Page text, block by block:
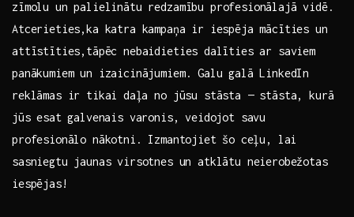
zīmolu un palielinātu redzamību profesionālajā vidē.⁣
Atcerieties,ka ​katra kampaņa⁤ ir iespēja mācīties‌ un‌
attīstīties,tāpēc nebaidieties⁣ dalīties ar​ saviem‍
panākumiem ​un izaicinājumiem. Galu ⁢galā LinkedIn
reklāmas ir tikai ⁣daļa no jūsu stāsta —‌ stāsta, kurā
‌jūs ⁣esat galvenais varonis, ⁤veidojot savu
‍profesionālo nākotni.⁢ Izmantojiet ⁢šo‌ ceļu, lai
sasniegtu jaunas‌ virsotnes ⁤un atklātu‍ neierobežotas⁤
iespējas!